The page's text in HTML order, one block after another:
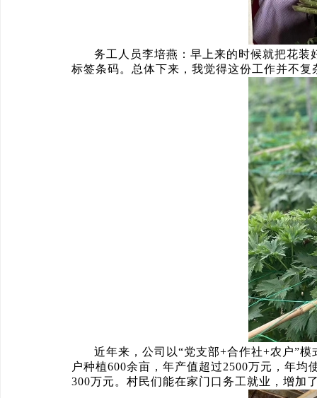
务工人员李培燕：早上来的时候就把花
标签条码。总体下来，我觉得这份工作并不
近年来，公司以“党支部+合作社+农户”
户种植600余亩，年产值超过2500万元，年
300万元。村民们能在家门口务工就业，增加